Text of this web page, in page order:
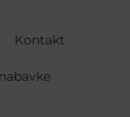
Kontakt